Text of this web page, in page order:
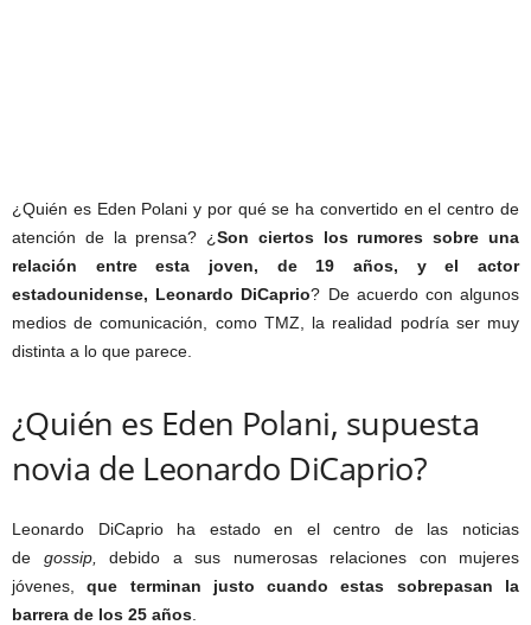
¿Quién es Eden Polani y por qué se ha convertido en el centro de
atención de la prensa? ¿Son ciertos los rumores sobre una
relación entre esta joven, de 19 años, y el actor
estadounidense, Leonardo DiCaprio? De acuerdo con algunos
medios de comunicación, como TMZ, la realidad podría ser muy
distinta a lo que parece.
¿Quién es Eden Polani, supuesta
novia de Leonardo DiCaprio?
Leonardo DiCaprio ha estado en el centro de las noticias
de gossip, debido a sus numerosas relaciones con mujeres
jóvenes,que terminan justo cuando estas sobrepasan la
barrera de los 25 años